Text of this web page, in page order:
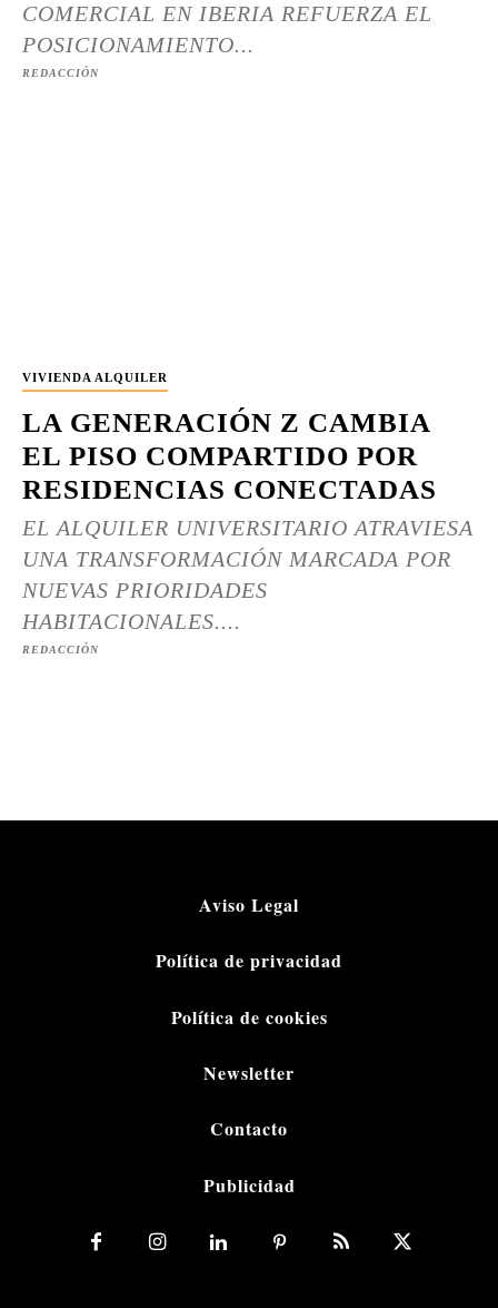
COMERCIAL EN IBERIA REFUERZA EL
POSICIONAMIENTO...
REDACCIÓN
VIVIENDA ALQUILER
LA GENERACIÓN Z CAMBIA
EL PISO COMPARTIDO POR
RESIDENCIAS CONECTADAS
EL ALQUILER UNIVERSITARIO ATRAVIESA
UNA TRANSFORMACIÓN MARCADA POR
NUEVAS PRIORIDADES
HABITACIONALES....
REDACCIÓN
Aviso Legal
Política de privacidad
Política de cookies
Newsletter
Contacto
Publicidad